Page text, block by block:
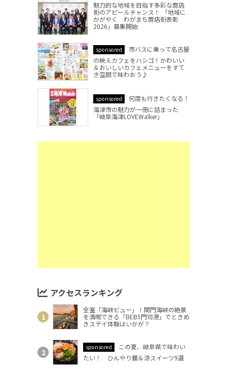
魅力的な地域を目指す多彩な商店
街のアピールチャンス！ 「地域に
かがやく わがまち商店街表彰
2026」募集開始
sponsored
市バスに乗って名古屋
の映えカフェをハシゴ！かわいい
＆おいしいカフェメニューをすて
き空間で味わおう♪
sponsored
何度も行きたくなる！
海津市の魅力が一冊に詰まった
「岐阜海津LOVEWalker」
アクセスランキング
全室「海峡ビュー」！関門海峡の絶景
を満喫できる「BEB5門司港」でときめ
きステイ体験はいかが？
sponsored
この夏、岐阜県で味わい
たい！ ひんやり麺＆涼スイーツ9選